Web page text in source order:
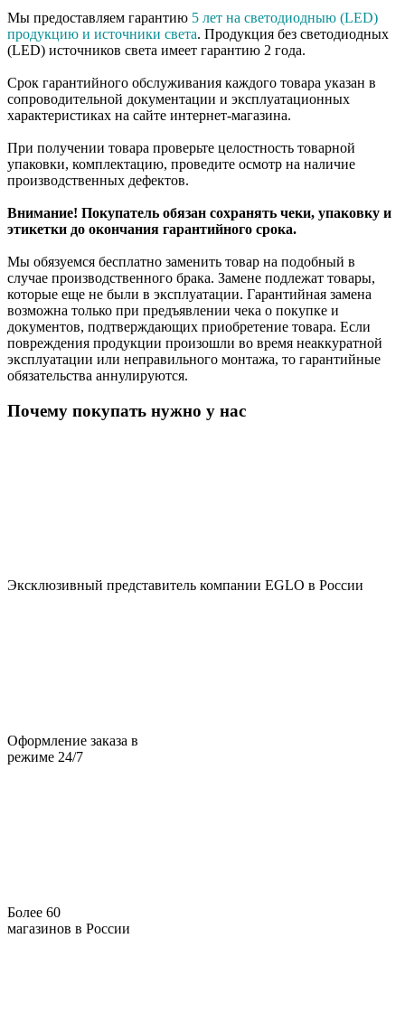
Мы предоставляем гарантию 5 лет на светодиодныю (LED)
продукцию и источники света. Продукция без светодиодных
(LED) источников света имеет гарантию 2 года.
Срок гарантийного обслуживания каждого товара указан в
сопроводительной документации и эксплуатационных
характеристиках на сайте интернет-магазина.
При получении товара проверьте целостность товарной
упаковки, комплектацию, проведите осмотр на наличие
производственных дефектов.
Внимание! Покупатель обязан сохранять чеки, упаковку и
этикетки до окончания гарантийного срока.
Мы обязуемся бесплатно заменить товар на подобный в
случае производственного брака. Замене подлежат товары,
которые еще не были в эксплуатации. Гарантийная замена
возможна только при предъявлении чека о покупке и
документов, подтверждающих приобретение товара. Если
повреждения продукции произошли во время неаккуратной
эксплуатации или неправильного монтажа, то гарантийные
обязательства аннулируются.
Почему покупать нужно у нас
Эксклюзивный представитель компании EGLO в России
Оформление заказа в
режиме 24/7
Более 60
магазинов в России